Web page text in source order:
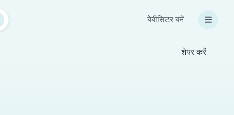
बेबीसिटर बनें
शेयर करें